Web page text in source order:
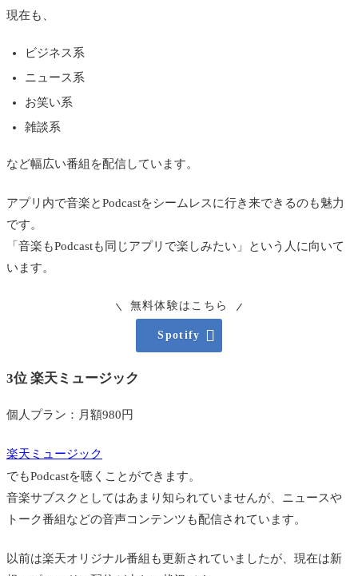
現在も、
ビジネス系
ニュース系
お笑い系
雑談系
など幅広い番組を配信しています。
アプリ内で音楽とPodcastをシームレスに行き来できるのも魅力
です。
「音楽もPodcastも同じアプリで楽しみたい」という人に向いて
います。
無料体験はこちら
Spotify 
3位 楽天ミュージック
個人プラン：月額980円
楽天ミュージック
でもPodcastを聴くことができます。
音楽サブスクとしてはあまり知られていませんが、ニュースや
トーク番組などの音声コンテンツも配信されています。
以前は楽天オリジナル番組も更新されていましたが、現在は新